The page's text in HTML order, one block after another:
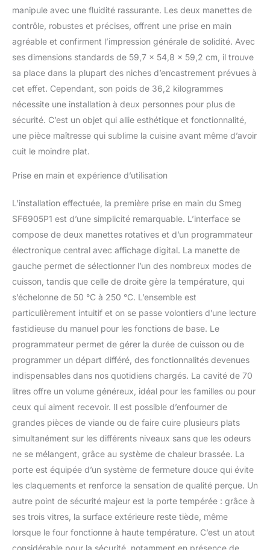
manipule avec une fluidité rassurante. Les deux manettes de
contrôle, robustes et précises, offrent une prise en main
agréable et confirment l’impression générale de solidité. Avec
ses dimensions standards de 59,7 x 54,8 x 59,2 cm, il trouve
sa place dans la plupart des niches d’encastrement prévues à
cet effet. Cependant, son poids de 36,2 kilogrammes
nécessite une installation à deux personnes pour plus de
sécurité. C’est un objet qui allie esthétique et fonctionnalité,
une pièce maîtresse qui sublime la cuisine avant même d’avoir
cuit le moindre plat.
Prise en main et expérience d’utilisation
L’installation effectuée, la première prise en main du Smeg
SF6905P1 est d’une simplicité remarquable. L’interface se
compose de deux manettes rotatives et d’un programmateur
électronique central avec affichage digital. La manette de
gauche permet de sélectionner l’un des nombreux modes de
cuisson, tandis que celle de droite gère la température, qui
s’échelonne de 50 °C à 250 °C. L’ensemble est
particulièrement intuitif et on se passe volontiers d’une lecture
fastidieuse du manuel pour les fonctions de base. Le
programmateur permet de gérer la durée de cuisson ou de
programmer un départ différé, des fonctionnalités devenues
indispensables dans nos quotidiens chargés. La cavité de 70
litres offre un volume généreux, idéal pour les familles ou pour
ceux qui aiment recevoir. Il est possible d’enfourner de
grandes pièces de viande ou de faire cuire plusieurs plats
simultanément sur les différents niveaux sans que les odeurs
ne se mélangent, grâce au système de chaleur brassée. La
porte est équipée d’un système de fermeture douce qui évite
les claquements et renforce la sensation de qualité perçue. Un
autre point de sécurité majeur est la porte tempérée : grâce à
ses trois vitres, la surface extérieure reste tiède, même
lorsque le four fonctionne à haute température. C’est un atout
considérable pour la sécurité, notamment en présence de